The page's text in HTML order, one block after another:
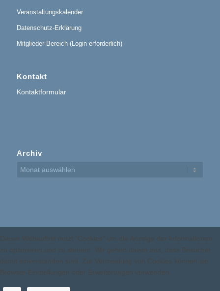
Veranstaltungskalender
Datenschutz-Erklärung
Mitglieder-Bereich (Login erforderlich)
Kontakt
Kontaktformular
Archiv
Dieser Webauftritt nutzt "Cookies" um die Anzeige der Informationen
zu optimieren und zu steuern. Wir gehen davon aus, dass Besucher
damit einverstanden sind. Zur Vermeidung von Cookies können sie
Browser-Einstellungen oder Erweiterungen verwenden.